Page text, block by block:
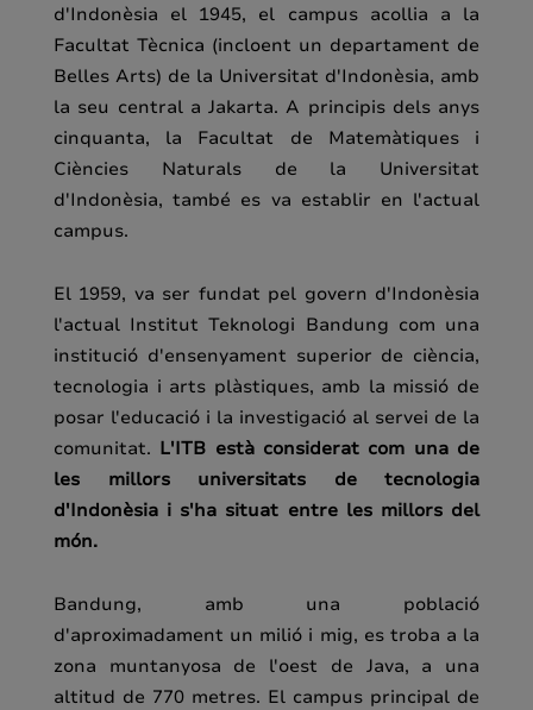
d'Indonèsia el 1945, el campus acollia a la
Facultat Tècnica (incloent un departament de
Belles Arts) de la Universitat d'Indonèsia, amb
la seu central a Jakarta. A principis dels anys
cinquanta, la Facultat de Matemàtiques i
Ciències Naturals de la Universitat
d'Indonèsia, també es va establir en l'actual
campus.
El 1959, va ser fundat pel govern d'Indonèsia
l'actual Institut Teknologi Bandung com una
institució d'ensenyament superior de ciència,
tecnologia i arts plàstiques, amb la missió de
posar l'educació i la investigació al servei de la
comunitat. L'ITB està considerat com una de
les millors universitats de tecnologia
d'Indonèsia i s'ha situat entre les millors del
món.
Bandung, amb una població
d'aproximadament un milió i mig, es troba a la
zona muntanyosa de l'oest de Java, a una
altitud de 770 metres. El campus principal de